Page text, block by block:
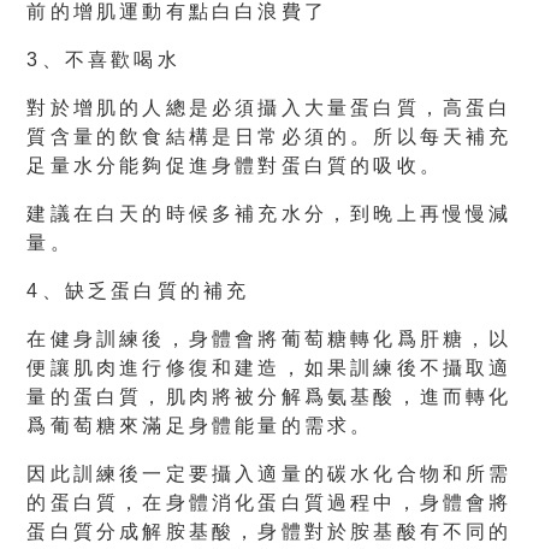
前的增肌運動有點白白浪費了
3、不喜歡喝水
對於增肌的人總是必須攝入大量蛋白質，高蛋白
質含量的飲食結構是日常必須的。所以每天補充
足量水分能夠促進身體對蛋白質的吸收。
建議在白天的時候多補充水分，到晚上再慢慢減
量。
4、缺乏蛋白質的補充
在健身訓練後，身體會將葡萄糖轉化爲肝糖，以
便讓肌肉進行修復和建造，如果訓練後不攝取適
量的蛋白質，肌肉將被分解爲氨基酸，進而轉化
爲葡萄糖來滿足身體能量的需求。
因此訓練後一定要攝入適量的碳水化合物和所需
的蛋白質，在身體消化蛋白質過程中，身體會將
蛋白質分成解胺基酸，身體對於胺基酸有不同的